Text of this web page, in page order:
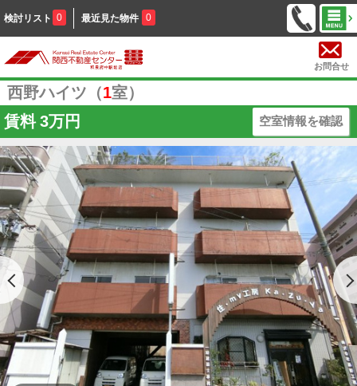
検討リスト 0 最近見た物件 0
お問合せ
西野ハイツ（1室）
賃料 3万円 空室情報を確認